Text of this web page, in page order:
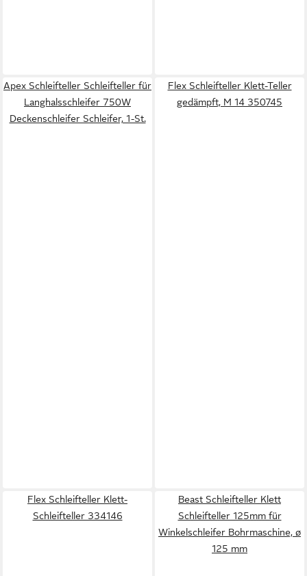
Apex Schleifteller Schleifteller für
Langhalsschleifer 750W
Deckenschleifer Schleifer, 1-St.
Flex Schleifteller Klett-Teller
gedämpft, M 14 350745
Flex Schleifteller Klett-
Schleifteller 334146
Beast Schleifteller Klett
Schleifteller 125mm für
Winkelschleifer Bohrmaschine, ø
125 mm